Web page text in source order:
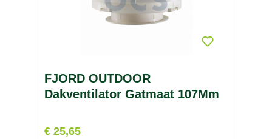
FJORD OUTDOOR
Dakventilator Gatmaat 107Mm
€ 25,65